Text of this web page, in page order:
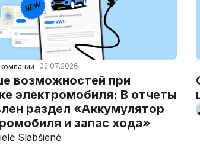
02.07.2026
возможностей при
электромобиля: В отчеты
раздел «Аккумулятор
и запас хода»
Slabšienė